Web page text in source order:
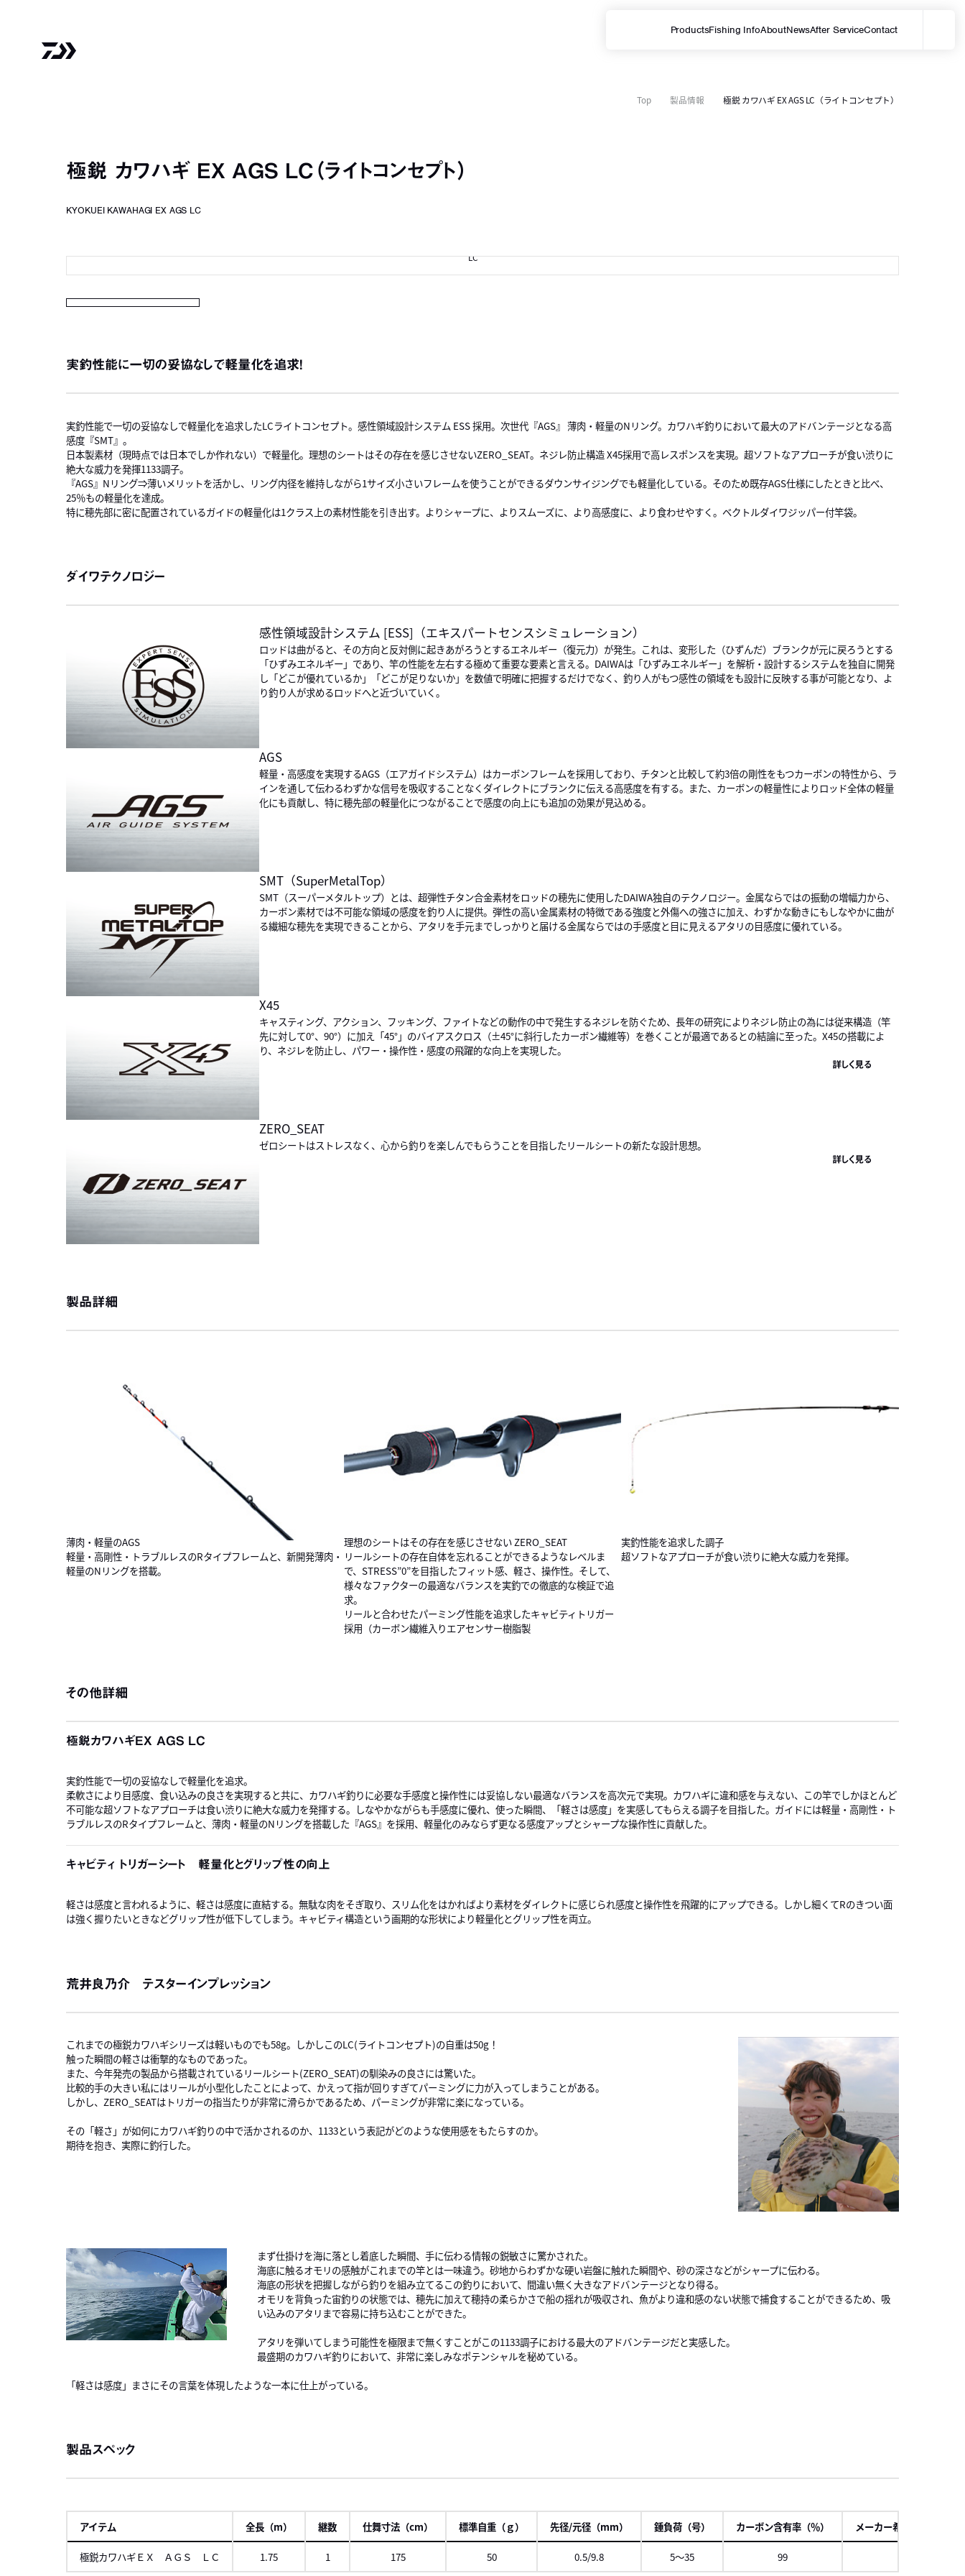
ProductsFishing InfoAboutNewsAfter ServiceContact
サイト内を検索する
Top 製品情報 極鋭 カワハギ EX AGS LC（ライトコンセプト）
極鋭 カワハギ EX AGS LC（ライトコンセプト）
KYOKUEI KAWAHAGI EX AGS LC
LC
実釣性能に一切の妥協なしで軽量化を追求！
実釣性能で一切の妥協なしで軽量化を追求したLCライトコンセプト。感性領域設計システム ESS 採用。次世代『AGS』 薄肉・軽量のNリング。カワハギ釣りにおいて最大のアドバンテージとなる高
感度『SMT』。
日本製素材（現時点では日本でしか作れない）で軽量化。理想のシートはその存在を感じさせないZERO_SEAT。ネジレ防止構造 X45採用で高レスポンスを実現。超ソフトなアプローチが食い渋りに
絶大な威力を発揮1133調子。
『AGS』Nリング⇒薄いメリットを活かし、リング内径を維持しながら1サイズ小さいフレームを使うことができるダウンサイジングでも軽量化している。そのため既存AGS仕様にしたときと比べ、
25％もの軽量化を達成。
特に穂先部に密に配置されているガイドの軽量化は1クラス上の素材性能を引き出す。よりシャープに、よりスムーズに、より高感度に、より食わせやすく。ベクトルダイワジッパー付竿袋。
ダイワテクノロジー
感性領域設計システム [ESS]（エキスパートセンスシミュレーション）
ロッドは曲がると、その方向と反対側に起きあがろうとするエネルギー（復元力）が発生。これは、変形した（ひずんだ）ブランクが元に戻ろうとする
「ひずみエネルギー」であり、竿の性能を左右する極めて重要な要素と言える。DAIWAは「ひずみエネルギー」を解析・設計するシステムを独自に開発
し「どこが優れているか」「どこが足りないか」を数値で明確に把握するだけでなく、釣り人がもつ感性の領域をも設計に反映する事が可能となり、よ
り釣り人が求めるロッドへと近づいていく。
AGS
軽量・高感度を実現するAGS（エアガイドシステム）はカーボンフレームを採用しており、チタンと比較して約3倍の剛性をもつカーボンの特性から、ラ
インを通して伝わるわずかな信号を吸収することなくダイレクトにブランクに伝える高感度を有する。また、カーボンの軽量性によりロッド全体の軽量
化にも貢献し、特に穂先部の軽量化につながることで感度の向上にも追加の効果が見込める。
SMT（SuperMetalTop）
SMT（スーパーメタルトップ）とは、超弾性チタン合金素材をロッドの穂先に使用したDAIWA独自のテクノロジー。金属ならではの振動の増幅力から、
カーボン素材では不可能な領域の感度を釣り人に提供。弾性の高い金属素材の特徴である強度と外傷への強さに加え、わずかな動きにもしなやかに曲が
る繊細な穂先を実現できることから、アタリを手元までしっかりと届ける金属ならではの手感度と目に見えるアタリの目感度に優れている。
X45
キャスティング、アクション、フッキング、ファイトなどの動作の中で発生するネジレを防ぐため、長年の研究によりネジレ防止の為には従来構造（竿
先に対して0°、90°）に加え「45°」のバイアスクロス（±45°に斜行したカーボン繊維等）を巻くことが最適であるとの結論に至った。X45の搭載によ
り、ネジレを防止し、パワー・操作性・感度の飛躍的な向上を実現した。
詳しく見る
ZERO_SEAT
ゼロシートはストレスなく、心から釣りを楽しんでもらうことを目指したリールシートの新たな設計思想。
詳しく見る
製品詳細
薄肉・軽量のAGS
軽量・高剛性・トラブルレスのRタイプフレームと、新開発薄肉・
軽量のNリングを搭載。
理想のシートはその存在を感じさせない ZERO_SEAT
リールシートの存在自体を忘れることができるようなレベルま
で、STRESS”0”を目指したフィット感、軽さ、操作性。そして、
様々なファクターの最適なバランスを実釣での徹底的な検証で追
求。
リールと合わせたパーミング性能を追求したキャビティトリガー
採用（カーボン繊維入りエアセンサー樹脂製
実釣性能を追求した調子
超ソフトなアプローチが食い渋りに絶大な威力を発揮。
その他詳細
極鋭カワハギEX AGS LC
実釣性能で一切の妥協なしで軽量化を追求。
柔軟さにより目感度、食い込みの良さを実現すると共に、カワハギ釣りに必要な手感度と操作性には妥協しない最適なバランスを高次元で実現。カワハギに違和感を与えない、この竿でしかほとんど
不可能な超ソフトなアプローチは食い渋りに絶大な威力を発揮する。しなやかながらも手感度に優れ、使った瞬間、「軽さは感度」を実感してもらえる調子を目指した。ガイドには軽量・高剛性・ト
ラブルレスのRタイプフレームと、薄肉・軽量のNリングを搭載した『AGS』を採用、軽量化のみならず更なる感度アップとシャープな操作性に貢献した。
キャビティ トリガーシート 軽量化とグリップ性の向上
軽さは感度と言われるように、軽さは感度に直結する。無駄な肉をそぎ取り、スリム化をはかればより素材をダイレクトに感じられ感度と操作性を飛躍的にアップできる。しかし細くてRのきつい面
は強く握りたいときなどグリップ性が低下してしまう。キャビティ構造という画期的な形状により軽量化とグリップ性を両立。
荒井良乃介 テスターインプレッション
これまでの極鋭カワハギシリーズは軽いものでも58g。しかしこのLC(ライトコンセプト)の自重は50g！
触った瞬間の軽さは衝撃的なものであった。
また、今年発売の製品から搭載されているリールシート(ZERO_SEAT)の馴染みの良さには驚いた。
比較的手の大きい私にはリールが小型化したことによって、かえって指が回りすぎてパーミングに力が入ってしまうことがある。
しかし、ZERO_SEATはトリガーの指当たりが非常に滑らかであるため、パーミングが非常に楽になっている。
その「軽さ」が如何にカワハギ釣りの中で活かされるのか、1133という表記がどのような使用感をもたらすのか。
期待を抱き、実際に釣行した。
まず仕掛けを海に落とし着底した瞬間、手に伝わる情報の鋭敏さに驚かされた。
海底に触るオモリの感触がこれまでの竿とは一味違う。砂地からわずかな硬い岩盤に触れた瞬間や、砂の深さなどがシャープに伝わる。
海底の形状を把握しながら釣りを組み立てるこの釣りにおいて、間違い無く大きなアドバンテージとなり得る。
オモリを背負った宙釣りの状態では、穂先に加えて穂持の柔らかさで船の揺れが吸収され、魚がより違和感のない状態で捕食することができるため、吸
い込みのアタリまで容易に持ち込むことができた。
アタリを弾いてしまう可能性を極限まで無くすことがこの1133調子における最大のアドバンテージだと実感した。
最盛期のカワハギ釣りにおいて、非常に楽しみなポテンシャルを秘めている。
「軽さは感度」まさにその言葉を体現したような一本に仕上がっている。
製品スペック
アイテム 全長（m） 継数 仕舞寸法（cm） 標準自重（ｇ） 先径/元径（mm） 錘負荷（号） カーボン含有率（％） メーカー希望本体価格（
極鋭カワハギＥＸ ＡＧＳ ＬＣ 1.75 1 175 50 0.5/9.8 5～35 99